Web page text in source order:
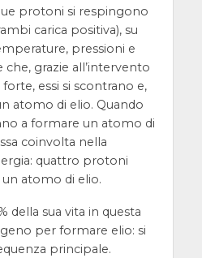
protoni si respingono
carica positiva), su
pressioni e
grazie all’intervento
essi si scontrano e,
atomo di elio. Quando
a formare un atomo di
coinvolta nella
quattro protoni
atomo di elio.
della sua vita in questa
per formare elio: si
principale.